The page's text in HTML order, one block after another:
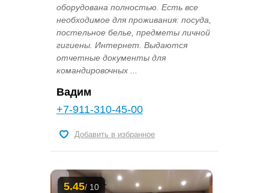
оборудована полностью. Есть все
необходимое для проживания: посуда,
постельное белье, предметы личной
гигиены. Интернет. Выдаются
отчетные документы для
командировочных ...
Вадим
+7-911-310-45-00
Добавить в избранное
5.45/ 10